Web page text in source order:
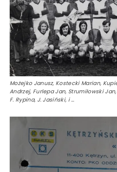
Możejko Janusz, Kostecki Marian,
Andrzej, Furlepa Jan, Strumiłowski
F. Rypina, J. Jasiński, i …